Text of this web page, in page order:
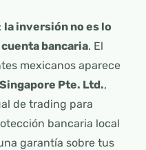
la inversión no es lo
bancaria. El
mexicanos aparece
Pte. Ltd.,
de trading para
bancaria local
garantía sobre tus